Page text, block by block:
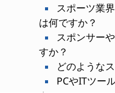
スポーツ業
は何ですか？
スポンサー
すか？
どのような
PCやITツー